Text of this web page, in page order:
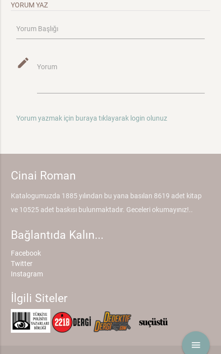
menu
YORUM YAZ
Yorum Başlığı
mode_edit Yorum
Yorum yazmak için buraya tıklayarak login olunuz
Cinai Roman
Katalogumuzda 1885 yılından bu yana basılan 8619 adet kitap
ve 10525 adet baskısı bulunmaktadır. Geceleri okumayınız!..
Bağlantıda Kalın...
Facebook
Twitter
Instagram
İlgili Siteler